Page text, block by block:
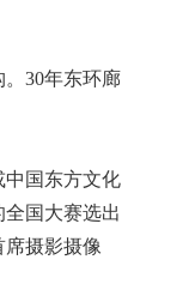
30年东环廊
中国东方文化
国大赛选出
摄影摄像